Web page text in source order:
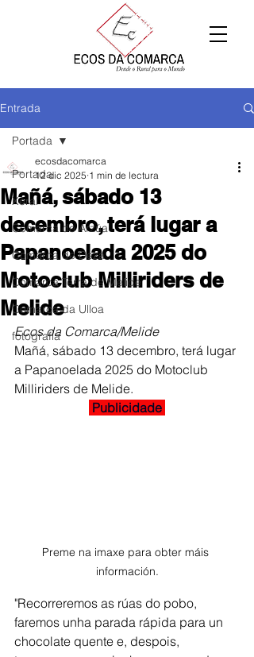
Entrada
Portada
Xeral
Comarca de Arzúa
Comarca de Deza
Comarca Terra de Melide
Comarca da Ulloa
fotografía
Portada
Mañá, sábado 13
decembro, terá lugar a
Papanoelada 2025 do
Motoclub Milliriders de
Melide
ecosdacomarca
12 dic 2025 1 min de lectura
Ecos da Comarca/Melide
Mañá, sábado 13 decembro, terá lugar
a Papanoelada 2025 do Motoclub
Milliriders de Melide.
Publicidade
Preme na imaxe para obter máis
información.
"Recorreremos as rúas do pobo,
faremos unha parada rápida para un
chocolate quente e, despois,